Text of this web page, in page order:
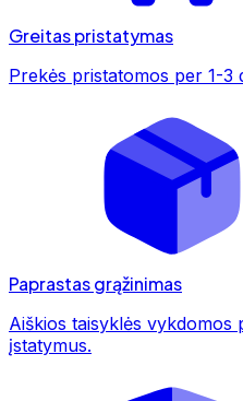
Greitas pristatymas
Prekės pristatomos per 1-3
Paprastas grąžinimas
Aiškios taisyklės vykdomos
įstatymus.